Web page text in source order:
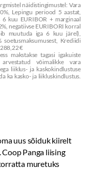
näidistingimustel: Vara
Lepingu periood 5 aastat,
6 kuu EURIBOR + marginaal
negatiivse EURIBORI korral
muutuda iga 6 kuu järel),
Krediidi
€
makstakse tagasi igakuiste
võimalikke vara
liiklus- ja kaskokindlustuse
ka kasko- ja liikluskindlustus.
uus sõiduk kiirelt
Coop Panga liising
muretuks